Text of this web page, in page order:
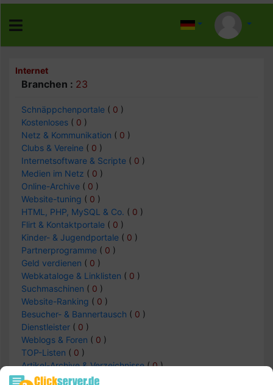
Internet
Branchen : 23
Schnäppchenportale ( 0 )
Kostenloses ( 0 )
Netz & Kommunikation ( 0 )
Clubs & Vereine ( 0 )
Internetsoftware & Scripte ( 0 )
Medien im Netz ( 0 )
Online-Archive ( 0 )
Website-tuning ( 0 )
HTML, PHP, MySQL & Co. ( 0 )
Flirt & Kontaktportale ( 0 )
Kinder- & Jugendportale ( 0 )
Partnerprogramme ( 0 )
Geld verdienen ( 0 )
Webkataloge & Linklisten ( 0 )
Suchmaschinen ( 0 )
Website-Ranking ( 0 )
Besucher- & Bannertausch ( 0 )
Dienstleister ( 0 )
Weblogs & Foren ( 0 )
TOP-Listen ( 0 )
Artikel-Archive & Verzeichnisse(0)
Internetcafe(0)